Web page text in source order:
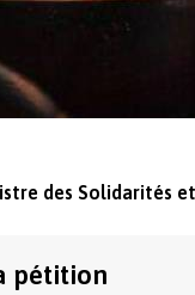
des Solidarités
pétition